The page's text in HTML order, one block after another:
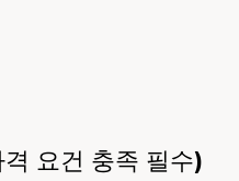
요건 충족 필수)